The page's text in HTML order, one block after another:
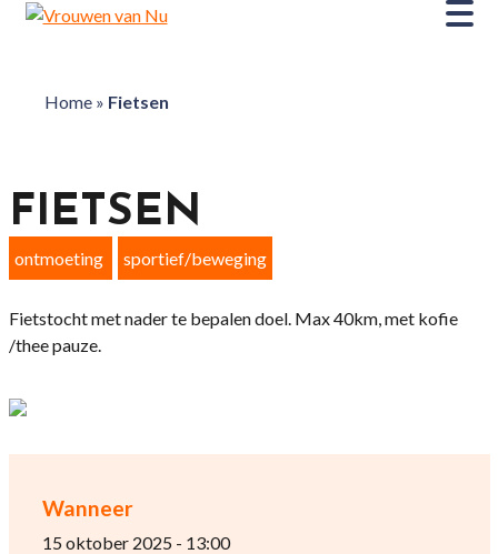
Home» Fietsen
Wanneer
15 oktober 2025 - 13:00
FIETSEN
ontmoeting sportief/beweging
Fietstocht met nader te bepalen doel. Max 40km, met kofie
/thee pauze.